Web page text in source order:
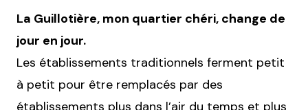
La Guillotière, mon quartier chéri, change de
jour en jour.
Les établissements traditionnels ferment petit
à petit pour être remplacés par des
établissements plus dans l’air du temps et plus